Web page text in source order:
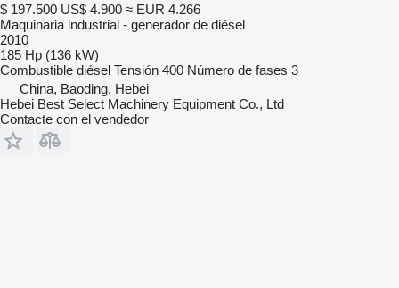
$ 197.500 US$ 4.900 ≈ EUR 4.266
Maquinaria industrial - generador de diésel
2010
185 Hp (136 kW)
Combustible diésel Tensión 400 Número de fases 3
China, Baoding, Hebei
Hebei Best Select Machinery Equipment Co., Ltd
Contacte con el vendedor